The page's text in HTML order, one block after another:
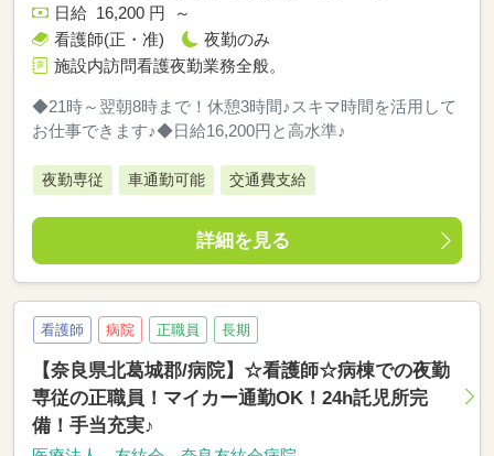
日給 16,200 円 ～
看護師(正・准)
夜勤のみ
施設内訪問看護夜勤業務全般。
◆21時～翌朝8時まで！休憩3時間♪スキマ時間を活用して
お仕事できます♪◆日給16,200円と高水準♪
夜勤専従 車通勤可能 交通費支給
詳細を見る
看護師 病院 正職員 長期
【奈良県北葛城郡/病院】☆看護師☆病棟での夜勤
専従の正職員！マイカー通勤OK！24h託児所完
備！手当充実♪